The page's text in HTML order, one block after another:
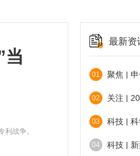
当
战争。
最新资
01
02
03
04